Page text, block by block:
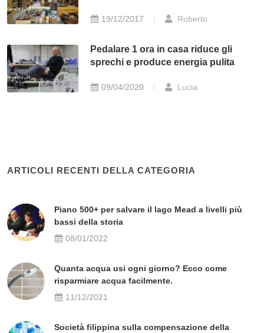
19/12/2017 Roberto
Pedalare 1 ora in casa riduce gli
sprechi e produce energia pulita
09/04/2020 Lucia
ARTICOLI RECENTI DELLA CATEGORIA
Piano 500+ per salvare il lago Mead a livelli più
bassi della storia
08/01/2022
Quanta acqua usi ogni giorno? Ecco come
risparmiare acqua facilmente.
11/12/2021
Società filippina sulla compensazione della